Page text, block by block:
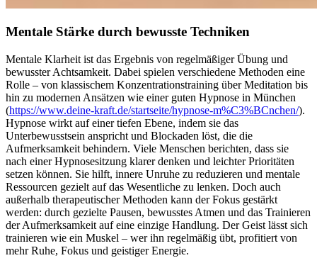
Mentale Stärke durch bewusste Techniken
Mentale Klarheit ist das Ergebnis von regelmäßiger Übung und
bewusster Achtsamkeit. Dabei spielen verschiedene Methoden eine
Rolle – von klassischem Konzentrationstraining über Meditation bis
hin zu modernen Ansätzen wie einer guten Hypnose in München
(https://www.deine-kraft.de/startseite/hypnose-m%C3%BCnchen/).
Hypnose wirkt auf einer tiefen Ebene, indem sie das
Unterbewusstsein anspricht und Blockaden löst, die die
Aufmerksamkeit behindern. Viele Menschen berichten, dass sie
nach einer Hypnosesitzung klarer denken und leichter Prioritäten
setzen können. Sie hilft, innere Unruhe zu reduzieren und mentale
Ressourcen gezielt auf das Wesentliche zu lenken. Doch auch
außerhalb therapeutischer Methoden kann der Fokus gestärkt
werden: durch gezielte Pausen, bewusstes Atmen und das Trainieren
der Aufmerksamkeit auf eine einzige Handlung. Der Geist lässt sich
trainieren wie ein Muskel – wer ihn regelmäßig übt, profitiert von
mehr Ruhe, Fokus und geistiger Energie.